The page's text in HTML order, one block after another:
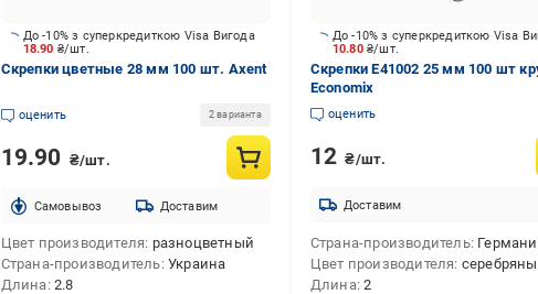
18.90 ₴/шт.
До -10% з суперкредиткою Visa Вигода
Скрепки цветные 28 мм 100 шт. Axent
оценить 2 варианта
19.90 ₴/шт.
Cамовывоз Доставим
Цвет производителя разноцветный
Страна-производитель Украина
Длина 2.8
10.80 ₴/шт.
До -10% з суперкредиткою Visa
Скрепки E41002 25 мм 100 шт
Economix
оценить
12 ₴/шт.
Доставим
Страна-производитель
Цвет производителя
Длина 2